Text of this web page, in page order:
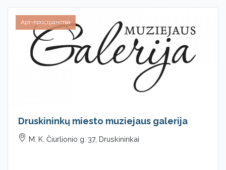
Арт-пространства
Druskininkų miesto muziejaus galerija
M. K. Čiurlionio g. 37, Druskininkai